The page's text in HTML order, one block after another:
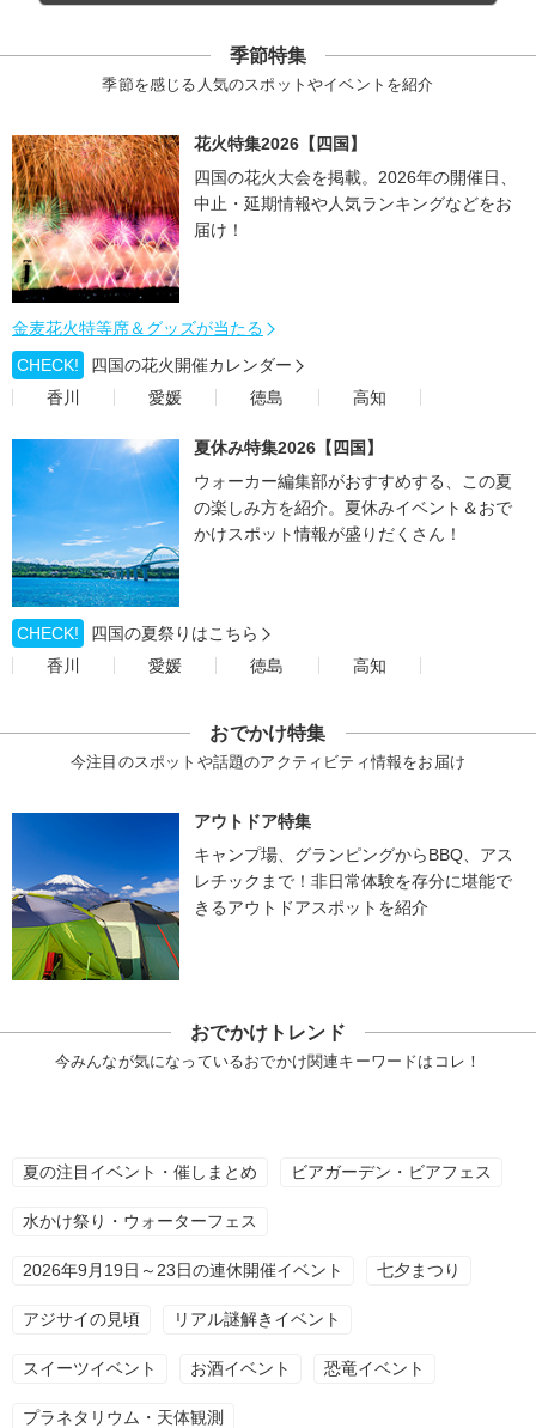
季節特集
季節を感じる人気のスポットやイベントを紹介
花火特集2026【四国】
四国の花火大会を掲載。2026年の開催日、
中止・延期情報や人気ランキングなどをお
届け！
金麦花火特等席＆グッズが当たる
CHECK!
四国の花火開催カレンダー
香川
愛媛 徳島 高知
夏休み特集2026【四国】
ウォーカー編集部がおすすめする、この夏
の楽しみ方を紹介。夏休みイベント＆おで
かけスポット情報が盛りだくさん！
CHECK!
四国の夏祭りはこちら
香川
愛媛 徳島 高知
おでかけ特集
今注目のスポットや話題のアクティビティ情報をお届け
アウトドア特集
キャンプ場、グランピングからBBQ、アス
レチックまで！非日常体験を存分に堪能で
きるアウトドアスポットを紹介
おでかけトレンド
今みんなが気になっているおでかけ関連キーワードはコレ！
夏の注目イベント・催しまとめ ビアガーデン・ビアフェス
水かけ祭り・ウォーターフェス
2026年9月19日～23日の連休開催イベント 七夕まつり
アジサイの見頃 リアル謎解きイベント
スイーツイベント お酒イベント 恐竜イベント
プラネタリウム・天体観測